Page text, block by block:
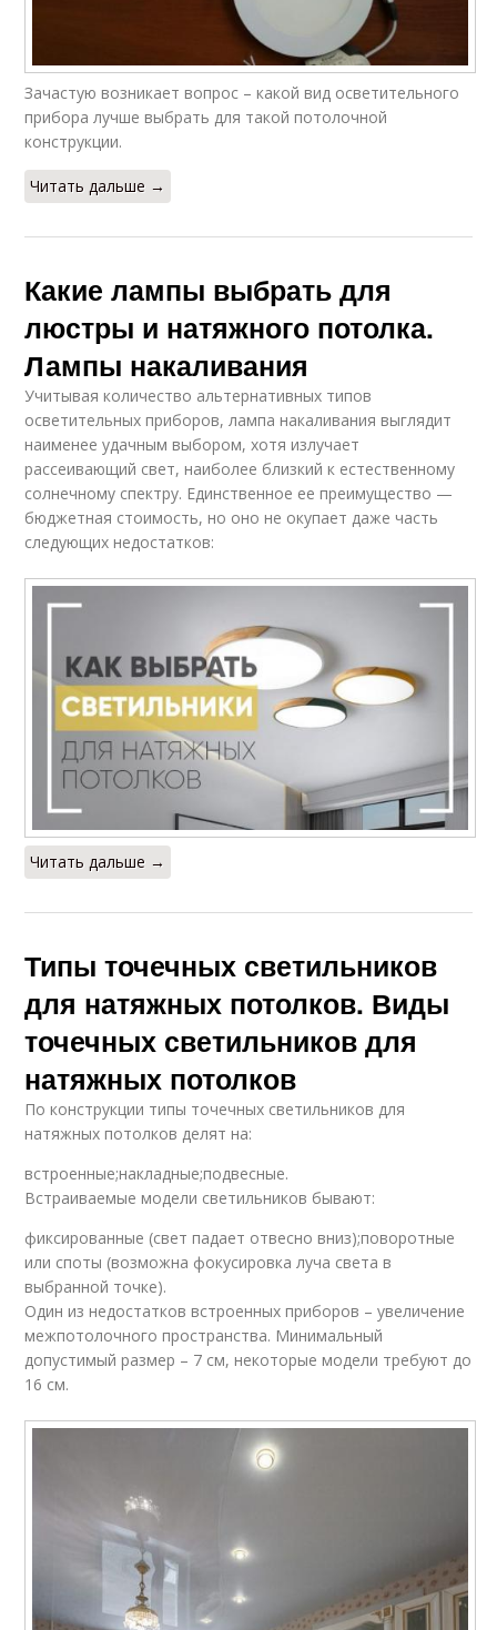
Зачастую возникает вопрос – какой вид осветительного
прибора лучше выбрать для такой потолочной
конструкции.
Читать дальше →
Какие лампы выбрать для
люстры и натяжного потолка.
Лампы накаливания
Учитывая количество альтернативных типов
осветительных приборов, лампа накаливания выглядит
наименее удачным выбором, хотя излучает
рассеивающий свет, наиболее близкий к естественному
солнечному спектру. Единственное ее преимущество —
бюджетная стоимость, но оно не окупает даже часть
следующих недостатков:
Читать дальше →
Типы точечных светильников
для натяжных потолков. Виды
точечных светильников для
натяжных потолков
По конструкции типы точечных светильников для
натяжных потолков делят на:
встроенные;накладные;подвесные.
Встраиваемые модели светильников бывают:
фиксированные (свет падает отвесно вниз);поворотные
или споты (возможна фокусировка луча света в
выбранной точке).
Один из недостатков встроенных приборов – увеличение
межпотолочного пространства. Минимальный
допустимый размер – 7 см, некоторые модели требуют до
16 см.